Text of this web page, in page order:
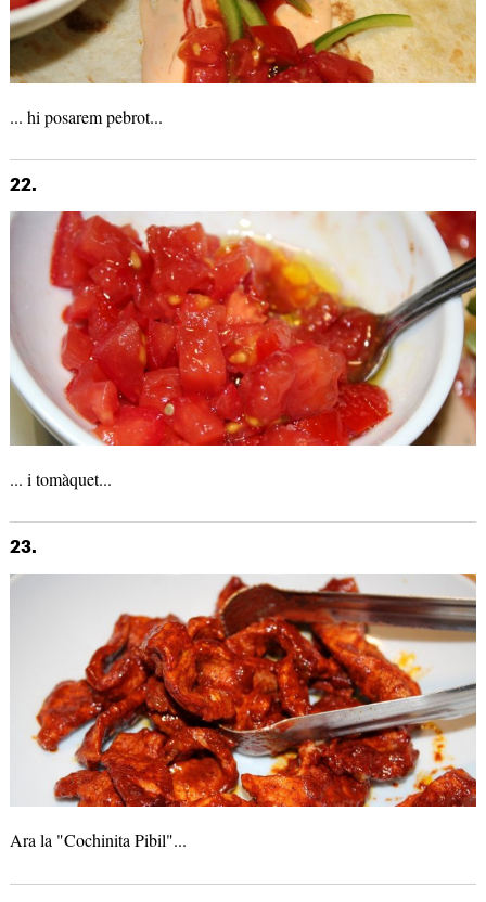
... hi posarem pebrot...
22.
... i tomàquet...
23.
Ara la "Cochinita Pibil"...